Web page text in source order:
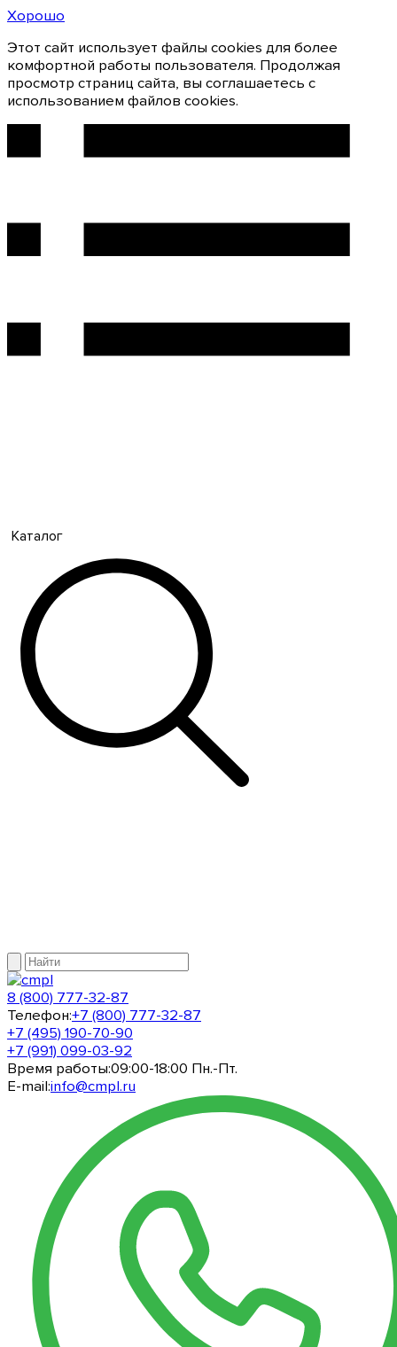
Хорошо
Этот сайт использует файлы cookies для более
комфортной работы пользователя. Продолжая
просмотр страниц сайта, вы соглашаетесь с
использованием файлов cookies.
Каталог
8 (800) 777-32-87
Телефон:+7 (800) 777-32-87
+7 (495) 190-70-90
+7 (991) 099-03-92
Время работы:09:00-18:00 Пн.-Пт.
E-mail:info@cmpl.ru